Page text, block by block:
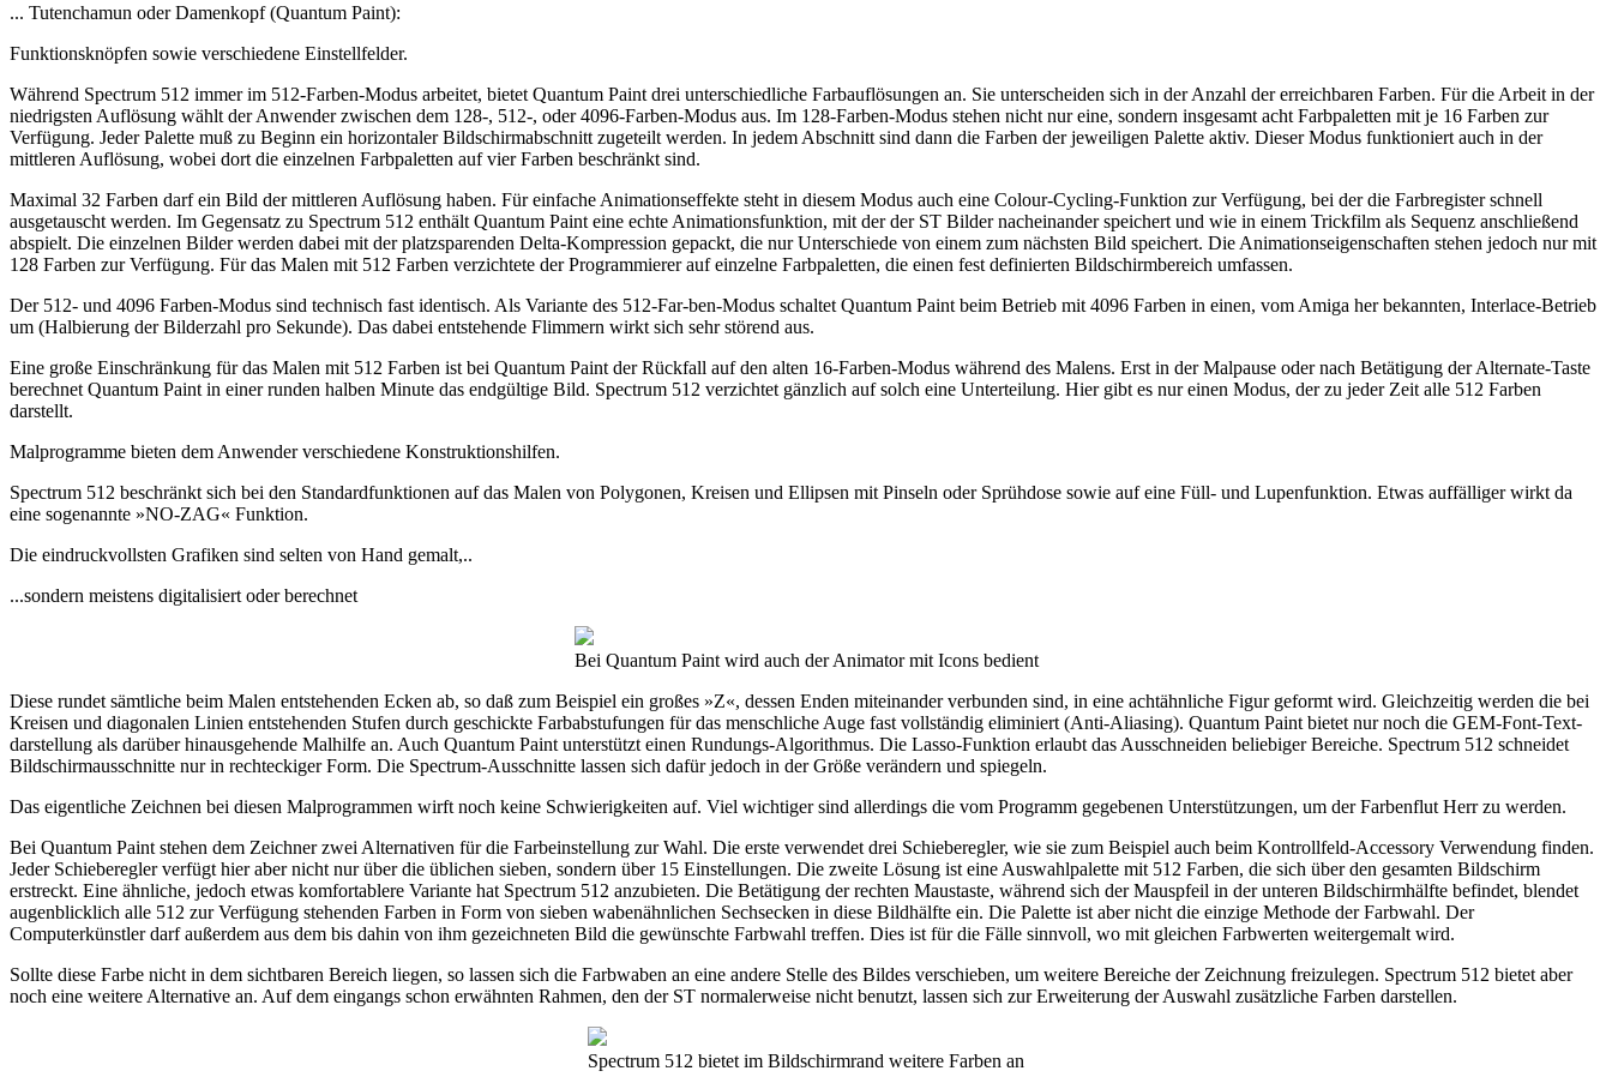
... Tutenchamun oder Damenkopf (Quantum Paint):
Funktionsknöpfen sowie verschiedene Einstellfelder.
Während Spectrum 512 immer im 512-Farben-Modus arbeitet, bietet Quantum Paint drei unterschiedliche Farbauflösungen an. Sie unterscheiden sich in der Anzahl der erreichbaren Farben. Für die Arbeit in der
niedrigsten Auflösung wählt der Anwender zwischen dem 128-, 512-, oder 4096-Farben-Modus aus. Im 128-Farben-Modus stehen nicht nur eine, sondern insgesamt acht Farbpaletten mit je 16 Farben zur
Verfügung. Jeder Palette muß zu Beginn ein horizontaler Bildschirmabschnitt zugeteilt werden. In jedem Abschnitt sind dann die Farben der jeweiligen Palette aktiv. Dieser Modus funktioniert auch in der
mittleren Auflösung, wobei dort die einzelnen Farbpaletten auf vier Farben beschränkt sind.
Maximal 32 Farben darf ein Bild der mittleren Auflösung haben. Für einfache Animationseffekte steht in diesem Modus auch eine Colour-Cycling-Funktion zur Verfügung, bei der die Farbregister schnell
ausgetauscht werden. Im Gegensatz zu Spectrum 512 enthält Quantum Paint eine echte Animationsfunktion, mit der der ST Bilder nacheinander speichert und wie in einem Trickfilm als Sequenz anschließend
abspielt. Die einzelnen Bilder werden dabei mit der platzsparenden Delta-Kompression gepackt, die nur Unterschiede von einem zum nächsten Bild speichert. Die Animationseigenschaften stehen jedoch nur mit
128 Farben zur Verfügung. Für das Malen mit 512 Farben verzichtete der Programmierer auf einzelne Farbpaletten, die einen fest definierten Bildschirmbereich umfassen.
Der 512- und 4096 Farben-Modus sind technisch fast identisch. Als Variante des 512-Far-ben-Modus schaltet Quantum Paint beim Betrieb mit 4096 Farben in einen, vom Amiga her bekannten, Interlace-Betrieb
um (Halbierung der Bilderzahl pro Sekunde). Das dabei entstehende Flimmern wirkt sich sehr störend aus.
Eine große Einschränkung für das Malen mit 512 Farben ist bei Quantum Paint der Rückfall auf den alten 16-Farben-Modus während des Malens. Erst in der Malpause oder nach Betätigung der Alternate-Taste
berechnet Quantum Paint in einer runden halben Minute das endgültige Bild. Spectrum 512 verzichtet gänzlich auf solch eine Unterteilung. Hier gibt es nur einen Modus, der zu jeder Zeit alle 512 Farben
darstellt.
Malprogramme bieten dem Anwender verschiedene Konstruktionshilfen.
Spectrum 512 beschränkt sich bei den Standardfunktionen auf das Malen von Polygonen, Kreisen und Ellipsen mit Pinseln oder Sprühdose sowie auf eine Füll- und Lupenfunktion. Etwas auffälliger wirkt da
eine sogenannte »NO-ZAG« Funktion.
Die eindruckvollsten Grafiken sind selten von Hand gemalt,..
...sondern meistens digitalisiert oder berechnet
Bei Quantum Paint wird auch der Animator mit Icons bedient
Diese rundet sämtliche beim Malen entstehenden Ecken ab, so daß zum Beispiel ein großes »Z«, dessen Enden miteinander verbunden sind, in eine achtähnliche Figur geformt wird. Gleichzeitig werden die bei
Kreisen und diagonalen Linien entstehenden Stufen durch geschickte Farbabstufungen für das menschliche Auge fast vollständig eliminiert (Anti-Aliasing). Quantum Paint bietet nur noch die GEM-Font-Text-
darstellung als darüber hinausgehende Malhilfe an. Auch Quantum Paint unterstützt einen Rundungs-Algorithmus. Die Lasso-Funktion erlaubt das Ausschneiden beliebiger Bereiche. Spectrum 512 schneidet
Bildschirmausschnitte nur in rechteckiger Form. Die Spectrum-Ausschnitte lassen sich dafür jedoch in der Größe verändern und spiegeln.
Das eigentliche Zeichnen bei diesen Malprogrammen wirft noch keine Schwierigkeiten auf. Viel wichtiger sind allerdings die vom Programm gegebenen Unterstützungen, um der Farbenflut Herr zu werden.
Bei Quantum Paint stehen dem Zeichner zwei Alternativen für die Farbeinstellung zur Wahl. Die erste verwendet drei Schieberegler, wie sie zum Beispiel auch beim Kontrollfeld-Accessory Verwendung finden.
Jeder Schieberegler verfügt hier aber nicht nur über die üblichen sieben, sondern über 15 Einstellungen. Die zweite Lösung ist eine Auswahlpalette mit 512 Farben, die sich über den gesamten Bildschirm
erstreckt. Eine ähnliche, jedoch etwas komfortablere Variante hat Spectrum 512 anzubieten. Die Betätigung der rechten Maustaste, während sich der Mauspfeil in der unteren Bildschirmhälfte befindet, blendet
augenblicklich alle 512 zur Verfügung stehenden Farben in Form von sieben wabenähnlichen Sechsecken in diese Bildhälfte ein. Die Palette ist aber nicht die einzige Methode der Farbwahl. Der
Computerkünstler darf außerdem aus dem bis dahin von ihm gezeichneten Bild die gewünschte Farbwahl treffen. Dies ist für die Fälle sinnvoll, wo mit gleichen Farbwerten weitergemalt wird.
Sollte diese Farbe nicht in dem sichtbaren Bereich liegen, so lassen sich die Farbwaben an eine andere Stelle des Bildes verschieben, um weitere Bereiche der Zeichnung freizulegen. Spectrum 512 bietet aber
noch eine weitere Alternative an. Auf dem eingangs schon erwähnten Rahmen, den der ST normalerweise nicht benutzt, lassen sich zur Erweiterung der Auswahl zusätzliche Farben darstellen.
Spectrum 512 bietet im Bildschirmrand weitere Farben an